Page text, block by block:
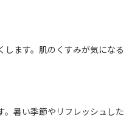
ます。肌のくすみが気になる
暑い季節やリフレッシュした